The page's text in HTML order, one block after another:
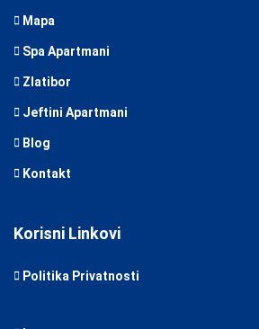
Mapa
Spa Apartmani
Zlatibor
Jeftini Apartmani
Blog
Kontakt
Korisni Linkovi
Politika Privatnosti